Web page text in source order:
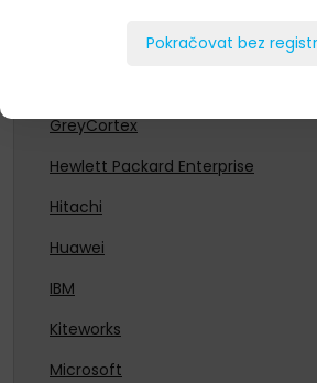
GreyCortex
Hewlett Packard Enterprise
Hitachi
Huawei
IBM
Kiteworks
Microsoft
Pokračovat bez